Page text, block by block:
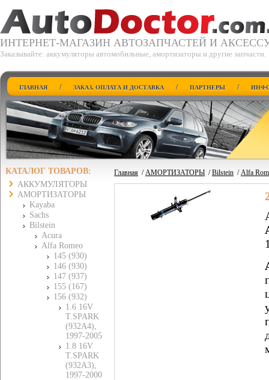
ИНТЕРНЕТ-МАГАЗИН АВТОЗАПЧАСТЕЙ И
Заказывайте: аккумуляторы автомобильные, амортизаторы и другие запчасти.
ГЛАВНАЯ / ЗАКАЗ, ОПЛАТА И ДОСТАВКА / ПАРТНЕРЫ /
КАТАЛОГ ТОВАРОВ:
АККУМУЛЯТОРЫ
АМОРТИЗАТОРЫ
Kayaba
Sachs
Bilstein
Acura
Alfa Romeo
145 (930)
146 (930)
147 (937)
155 (167)
156 (932)
1.6 16V
T.SPARK
(932A4),
1997-2005
1.8 16V
T.SPARK
(932A3),
1997-2000
Главная /АМОРТИЗАТОРЫ /Bilstein /Alfa